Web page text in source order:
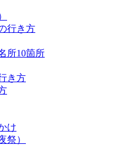
行き方
所10箇所
き方
け
祭）